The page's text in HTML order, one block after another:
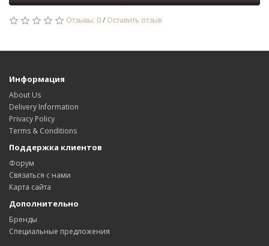
Отзывы: 0/ Оставить отзыв
Информация
About Us
Delivery Information
Privacy Policy
Terms & Conditions
Поддержка клиентов
Форум
Связаться с нами
Карта сайта
Дополнительно
Бренды
Специальные предложения